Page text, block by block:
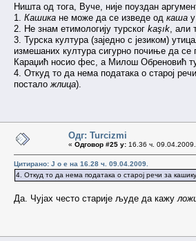
Ништа од тога, Вуче, није поуздан
1. Кашика не може да се изведе од каша
2. Не знам етимологију турског kaşık , али
3. Турска култура (заједно с језиком)
измешаних култура сигурно почиње да се
Караџић носио фес, а Милош Обреновић
4. Откуд то да нема података о старој
постало жлица).
Одг: Turcizmi
« Одговор #25 у: 16.36 ч.
Цитирано: J o e на 16.28 ч. 09.04.2009.
4. Откуд то да нема података о старој речи за
Да. Чујах често старије људе да кажу